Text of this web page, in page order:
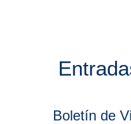
Boletín de